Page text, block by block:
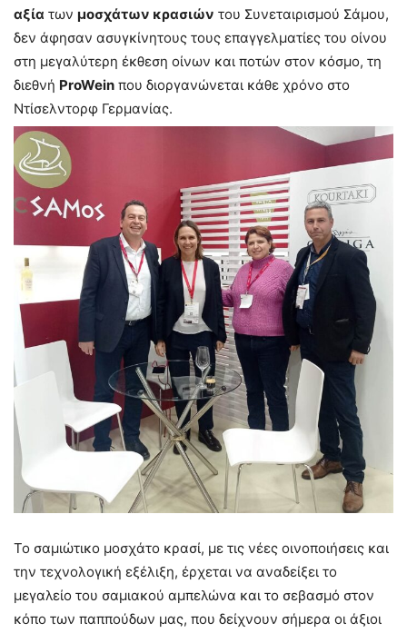
αξία των μοσχάτων κρασιών του Συνεταιρισμού Σάμου,
δεν άφησαν ασυγκίνητους τους επαγγελματίες του οίνου
στη μεγαλύτερη έκθεση οίνων και ποτών στον κόσμο, τη
διεθνή ProWein που διοργανώνεται κάθε χρόνο στο
Ντίσελντορφ Γερμανίας.
Το σαμιώτικο μοσχάτο κρασί, με τις νέες οινοποιήσεις και
την τεχνολογική εξέλιξη, έρχεται να αναδείξει το
μεγαλείο του σαμιακού αμπελώνα και το σεβασμό στον
κόπο των παππούδων μας, που δείχνουν σήμερα οι άξιοι